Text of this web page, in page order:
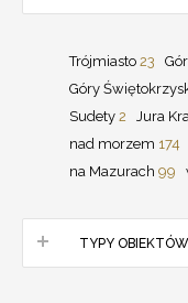
Trójmiasto 23
Góry
Sudety 2 Jura
nad morzem 174
na Mazurach 99
TYPY OBIEKTÓW